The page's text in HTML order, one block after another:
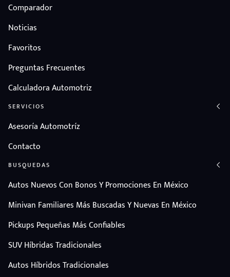
Comparador
Noticias
Favoritos
Preguntas Frecuentes
Calculadora Automotriz
SERVICIOS
Asesoría Automotríz
Contacto
BUSQUEDAS
Autos Nuevos Con Bonos Y Promociones En México
Minivan Familiares Más Buscadas Y Nuevas En México
Pickups Pequeñas Más Confiables
SUV Híbridas Tradicionales
Autos Híbridos Tradicionales